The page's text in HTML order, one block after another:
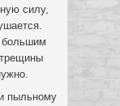
силу,
большим
пыльному